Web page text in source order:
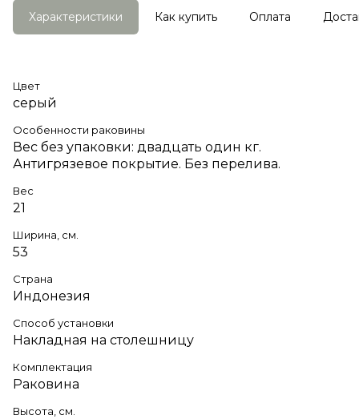
Характеристики Как купить Оплата
Цвет
серый
Особенности раковины
Вес без упаковки: двадцать один кг.
Антигрязевое покрытие. Без перелива.
Вес
21
Ширина, см.
53
Страна
Индонезия
Способ установки
Накладная на столешницу
Комплектация
Раковина
Высота, см.